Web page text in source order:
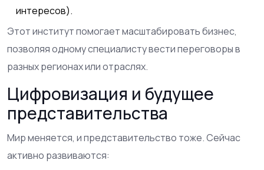
интересов).
Этот институт помогает масштабировать бизнес,
позволяя одному специалисту вести переговоры в
разных регионах или отраслях.
Цифровизация и будущее
представительства
Мир меняется, и представительство тоже. Сейчас
активно развиваются: